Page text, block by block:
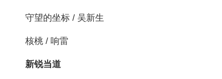
守望的坐标 / 吴新生
核桃 / 响雷
新锐当道